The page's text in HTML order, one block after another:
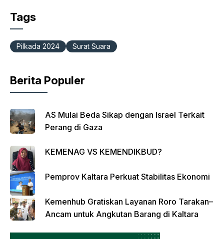
c
b
o
k
A
p
a ie
Tags
Pilkada 2024 Surat Suara
Berita Populer
AS Mulai Beda Sikap dengan Israel Terkait
Perang di Gaza
KEMENAG VS KEMENDIKBUD?
Pemprov Kaltara Perkuat Stabilitas Ekonomi
Kemenhub Gratiskan Layanan Roro Tarakan–
Ancam untuk Angkutan Barang di Kaltara